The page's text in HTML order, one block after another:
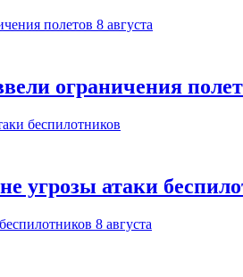
ограничения
угрозы атаки